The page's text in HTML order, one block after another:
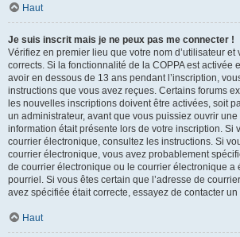
Haut
Je suis inscrit mais je ne peux pas me connecter !
Vérifiez en premier lieu que votre nom d’utilisateur et
corrects. Si la fonctionnalité de la COPPA est activée
avoir en dessous de 13 ans pendant l’inscription,
instructions que vous avez reçues. Certains forums
les nouvelles inscriptions doivent être activées, soit
un administrateur, avant que vous puissiez ouvrir une
information était présente lors de votre inscription. Si
courrier électronique, consultez les instructions. Si
courrier électronique, vous avez probablement
de courrier électronique ou le courrier électronique a
pourriel. Si vous êtes certain que l’adresse de
avez spécifiée était correcte, essayez de contacter
Haut